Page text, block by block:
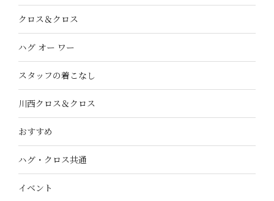
クロス＆クロス
ハグ オー ワー
スタッフの着こなし
川西クロス＆クロス
おすすめ
ハグ・クロス共通
イベント